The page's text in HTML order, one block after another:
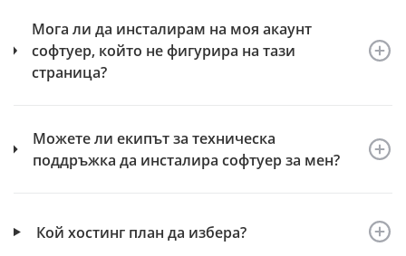
Мога ли да инсталирам на моя акаунт
софтуер, който не фигурира на тази
страница?
Можете ли екипът за техническа
поддръжка да инсталира софтуер за мен?
Кой хостинг план да избера?